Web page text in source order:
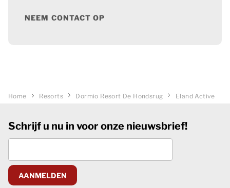
NEEM CONTACT OP
Home Resorts Dormio Resort De Hondsrug Eland Active
Schrijf u nu in voor onze nieuwsbrief!
AANMELDEN